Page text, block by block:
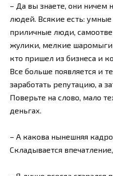
– Да вы знаете, они ничем
людей. Всякие есть:
приличные люди,
жулики, мелкие шаромыги
кто пришел из бизнеса и
Все больше появляется и
заработать репутацию, а
Поверьте на слово, мало
деньгах.
– А какова нынешняя
Складывается впечатление,